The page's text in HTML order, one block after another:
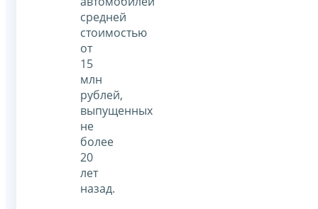
средней
стоимостью
от
15
млн
рублей,
выпущенных
не
более
20
лет
назад.